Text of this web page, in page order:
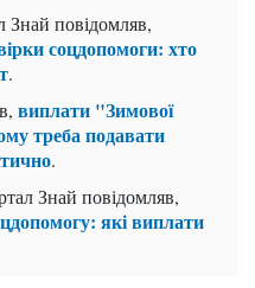
Знай повідомляв,
соцдопомоги: хто
.
виплати "Зимової
треба подавати
.
Знай повідомляв,
які виплати